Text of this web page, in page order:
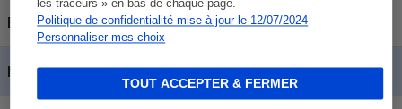
les traceurs » en bas de chaque page.
Politique de confidentialité mise à jour le 12/07/2024
Personnaliser mes choix
TOUT ACCEPTER & FERMER
Beko Contenu réservé aux abonnés
Moyennes Contenu réservé aux abonnés